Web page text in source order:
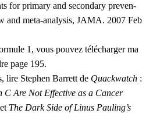
for pri­ma­ry and secon­da­ry pre­ven­
and meta-ana­ly­sis, JAMA. 2007 Feb
1, vous pou­vez télé­char­ger ma
page 195.
lire Ste­phen Bar­rett de Qua­ck­watch :
C Are Not Effec­tive as a Can­cer
The Dark Side of Linus Pauling’s